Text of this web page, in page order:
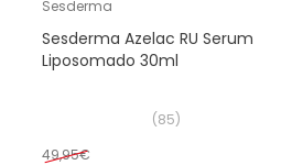
Sesderma
Sesderma Azelac RU Serum
Liposomado 30ml
(85)
49,95€